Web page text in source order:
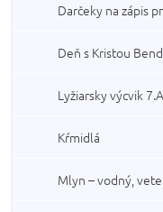
Darčeky na zápis
Deň s Kristou
Lyžiarsky výcvik
Kŕmidlá
Mlyn – vodný,